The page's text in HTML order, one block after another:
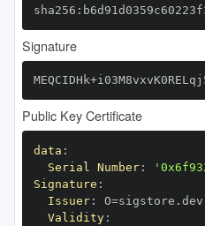
Signature
Public Key Certificate
data :
Serial Number:
Signature :
Issuer: O=sigstore.dev
Validity: